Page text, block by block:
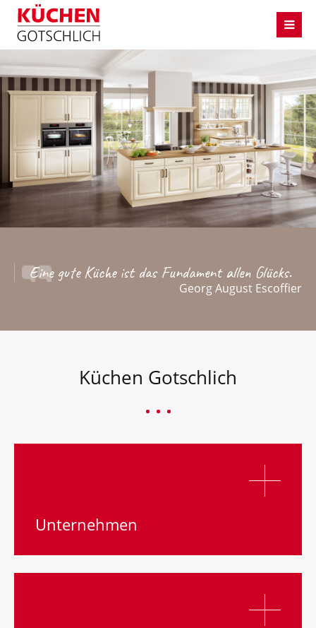
Eine gute Küche ist das Fundament allen Glücks.
Georg August Escoffier
Küchen Gotschlich
Unternehmen